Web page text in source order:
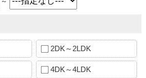
2DK～2LDK
4DK～4LDK